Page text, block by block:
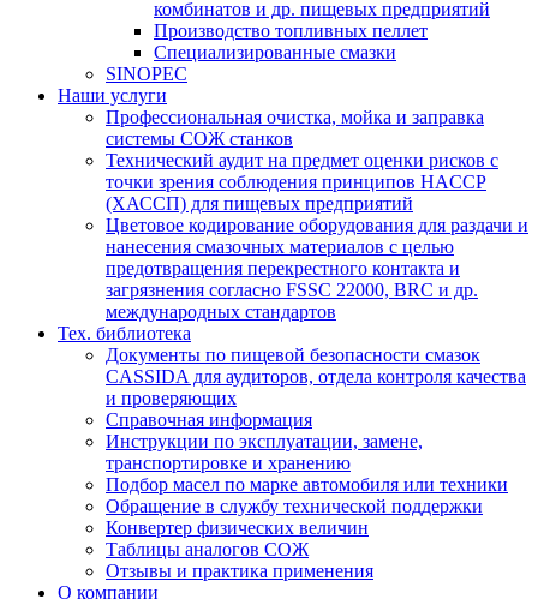
комбинатов и др. пищевых предприятий
Производство топливных пеллет
Специализированные смазки
SINOPEC
Наши услуги
Профессиональная очистка, мойка и заправка
системы СОЖ станков
Технический аудит на предмет оценки рисков с
точки зрения соблюдения принципов HACCP
(ХАССП) для пищевых предприятий
Цветовое кодирование оборудования для раздачи и
нанесения смазочных материалов с целью
предотвращения перекрестного контакта и
загрязнения согласно FSSC 22000, BRC и др.
международных стандартов
Тех. библиотека
Документы по пищевой безопасности смазок
CASSIDA для аудиторов, отдела контроля качества
и проверяющих
Справочная информация
Инструкции по эксплуатации, замене,
транспортировке и хранению
Подбор масел по марке автомобиля или техники
Обращение в службу технической поддержки
Конвертер физических величин
Таблицы аналогов СОЖ
Отзывы и практика применения
О компании